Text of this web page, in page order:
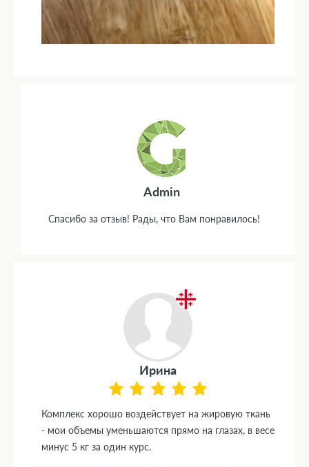
Admin
Спасибо за отзыв! Рады, что Вам понравилось!
Ирина
Комплекс хорошо воздействует на жировую ткань
- мои объемы уменьшаются прямо на глазах, в весе
минус 5 кг за один курс.